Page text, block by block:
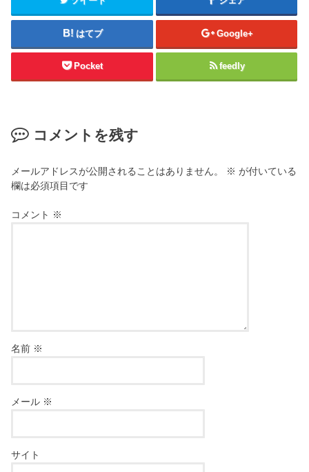
はてブ Google+
Pocket feedly
コメントを残す
メールアドレスが公開されることはありません。 ※ が付いている
欄は必須項目です
コメント ※
名前 ※
メール ※
サイト